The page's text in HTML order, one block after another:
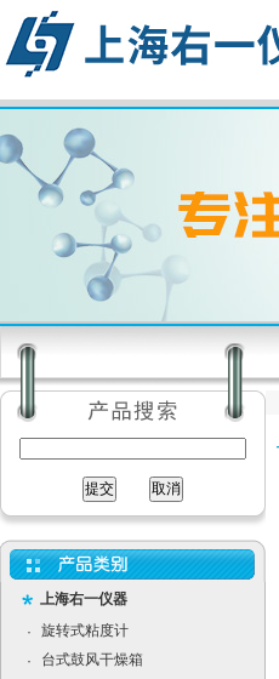
上海右一仪器
·
旋转式粘度计
·
台式鼓风干燥箱